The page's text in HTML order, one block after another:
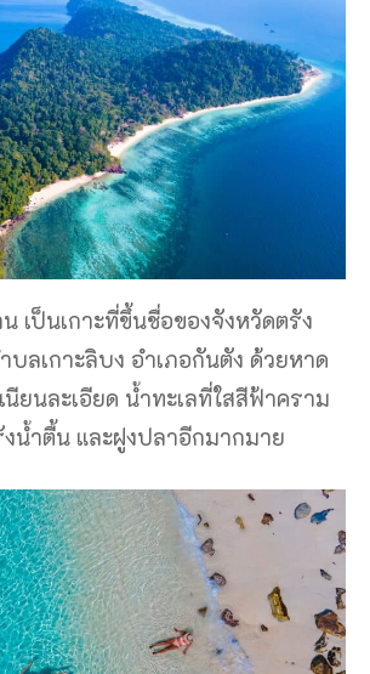
น เป็นเกาะที่ขึ้นชื่อของจังหวัดตรัง
บลเกาะลิบง อําเภอกันตัง ด้วยหาด
ยนละเอียด น้ําทะเลที่ใสสีฟ้าคราม
น้ําตื้น และฝูงปลาอีกมากมาย